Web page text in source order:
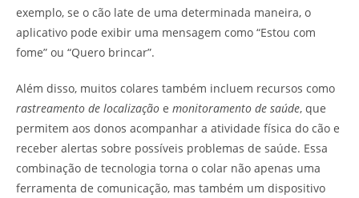
exemplo, se o cão late de uma determinada maneira, o
aplicativo pode exibir uma mensagem como “Estou com
fome” ou “Quero brincar”.
Além disso, muitos colares também incluem recursos como
rastreamento de localização e monitoramento de saúde, que
permitem aos donos acompanhar a atividade física do cão e
receber alertas sobre possíveis problemas de saúde. Essa
combinação de tecnologia torna o colar não apenas uma
ferramenta de comunicação, mas também um dispositivo